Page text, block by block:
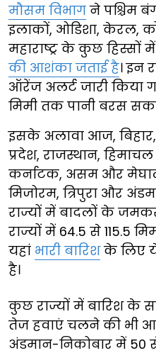
मौसम विभाग ने पश्चिम
इलाकों, ओडिशा, केरल,
महाराष्ट्र के कुछ हिस्सों में
की आशंका जताई है। इन
ऑरेंज अलर्ट जारी किया
मिमी तक पानी बरस
इसके अलावा आज, बिहार,
प्रदेश, राजस्थान,
कर्नाटक, असम और
मिजोरम, त्रिपुरा और
राज्यों में बादलों के
राज्यों में 64.5 से 115.5
यहां भारी बारिशके लिए
है।
कुछ राज्यों में बारिश के
तेज हवाएं चलने की भी
अंडमान-निकोबार में 50